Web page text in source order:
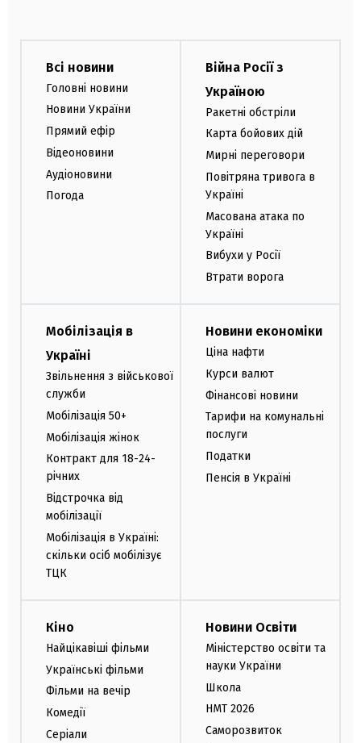
Всі новини
Головні новини
Новини України
Прямий ефір
Відеоновини
Аудіоновини
Погода
Війна Росії з
Україною
Ракетні обстріли
Карта бойових дій
Мирні переговори
Повітряна тривога в
Україні
Масована атака по
Україні
Вибухи у Росії
Втрати ворога
Мобілізація в
Україні
Звільнення з військової
служби
Мобілізація 50+
Мобілізація жінок
Контракт для 18-24-
річних
Відстрочка від
мобілізації
Мобілізація в Україні:
скільки осіб мобілізує
ТЦК
Новини економіки
Ціна нафти
Курси валют
Фінансові новини
Тарифи на комунальні
послуги
Податки
Пенсія в Україні
Кіно
Найцікавіші фільми
Українські фільми
Фільми на вечір
Комедії
Серіали
Новини Освіти
Міністерство освіти та
науки України
Школа
НМТ 2026
Саморозвиток